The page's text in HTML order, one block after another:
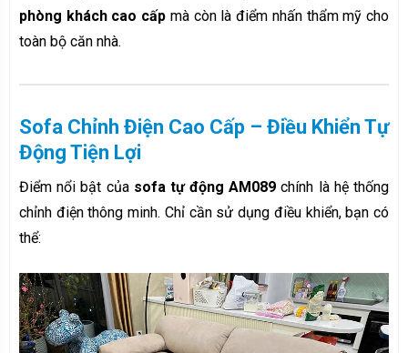
phòng khách cao cấp mà còn là điểm nhấn thẩm mỹ cho
toàn bộ căn nhà.
Sofa Chỉnh Điện Cao Cấp – Điều Khiển Tự
Động Tiện Lợi
Điểm nổi bật của sofa tự động AM089 chính là hệ thống
chỉnh điện thông minh. Chỉ cần sử dụng điều khiển, bạn có
thể: